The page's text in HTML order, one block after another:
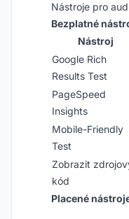
Nástroje pro
Bezplatné
Nástroj
Google Rich
Results Test
PageSpeed
Insights
Mobile-Friendly
Test
Zobrazit
kód
Placené